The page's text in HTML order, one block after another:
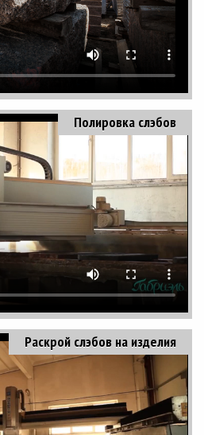
Полировка слэбов
Раскрой слэбов на изделия